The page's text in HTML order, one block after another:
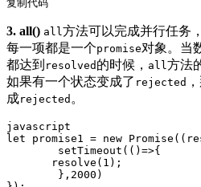
复制代码
3. all() all 方法可以完成并行任务
每一项都是一个promise对象。当
都达到 resolved 的时候， all 方法
如果有一个状态变成了 rejected
成rejected 。
let promise1 = new Promise ( (
setTimeout ( ()=>{
       resolve(
1 );
	},
2000 )